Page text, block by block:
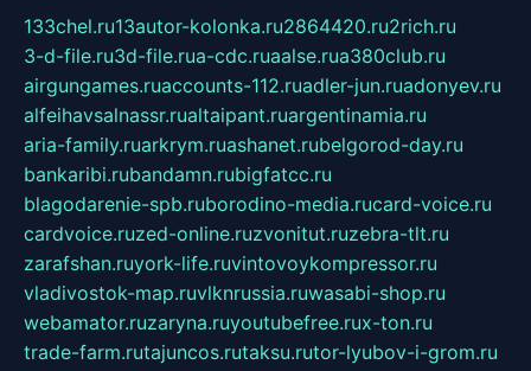
133chel.ru13autor-kolonka.ru2864420.ru2rich.ru
3-d-file.ru3d-file.rua-cdc.ruaalse.rua380club.ru
airgungames.ruaccounts-112.ruadler-jun.ruadonyev.ru
alfeihavsalnassr.rualtaipant.ruargentinamia.ru
aria-family.ruarkrym.ruashanet.rubelgorod-day.ru
bankaribi.rubandamn.rubigfatcc.ru
blagodarenie-spb.ruborodino-media.rucard-voice.ru
cardvoice.ruzed-online.ruzvonitut.ruzebra-tlt.ru
zarafshan.ruyork-life.ruvintovoykompressor.ru
vladivostok-map.ruvlknrussia.ruwasabi-shop.ru
webamator.ruzaryna.ruyoutubefree.rux-ton.ru
trade-farm.rutajuncos.rutaksu.rutor-lyubov-i-grom.ru